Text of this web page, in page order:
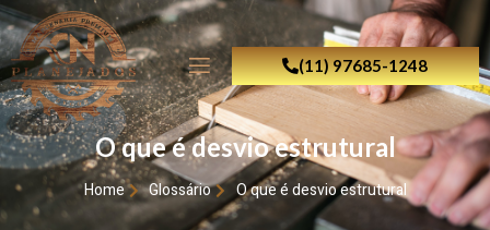
(11) 97685-1248
O que é desvio estrutural
Home Glossário O que é desvio estrutural